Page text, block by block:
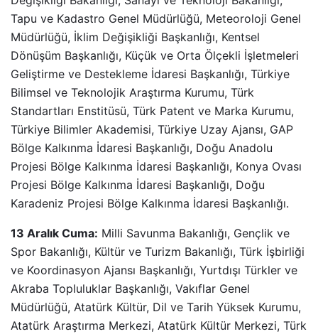
Tapu ve Kadastro Genel Müdürlüğü, Meteoroloji Genel
Müdürlüğü, İklim Değişikliği Başkanlığı, Kentsel
Dönüşüm Başkanlığı, Küçük ve Orta Ölçekli İşletmeleri
Geliştirme ve Destekleme İdaresi Başkanlığı, Türkiye
Bilimsel ve Teknolojik Araştırma Kurumu, Türk
Standartları Enstitüsü, Türk Patent ve Marka Kurumu,
Türkiye Bilimler Akademisi, Türkiye Uzay Ajansı, GAP
Bölge Kalkınma İdaresi Başkanlığı, Doğu Anadolu
Projesi Bölge Kalkınma İdaresi Başkanlığı, Konya Ovası
Projesi Bölge Kalkınma İdaresi Başkanlığı, Doğu
Karadeniz Projesi Bölge Kalkınma İdaresi Başkanlığı.
13 Aralık Cuma: Milli Savunma Bakanlığı, Gençlik ve
Spor Bakanlığı, Kültür ve Turizm Bakanlığı, Türk İşbirliği
ve Koordinasyon Ajansı Başkanlığı, Yurtdışı Türkler ve
Akraba Topluluklar Başkanlığı, Vakıflar Genel
Müdürlüğü, Atatürk Kültür, Dil ve Tarih Yüksek Kurumu,
Atatürk Araştırma Merkezi, Atatürk Kültür Merkezi, Türk